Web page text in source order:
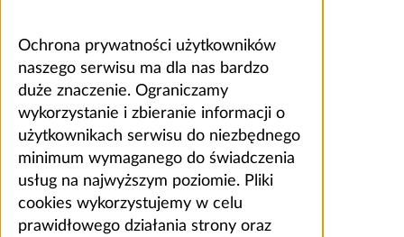
Ochrona prywatności użytkowników
naszego serwisu ma dla nas bardzo
duże znaczenie. Ograniczamy
wykorzystanie i zbieranie informacji o
użytkownikach serwisu do niezbędnego
minimum wymaganego do świadczenia
usług na najwyższym poziomie. Pliki
cookies wykorzystujemy w celu
prawidłowego działania strony oraz